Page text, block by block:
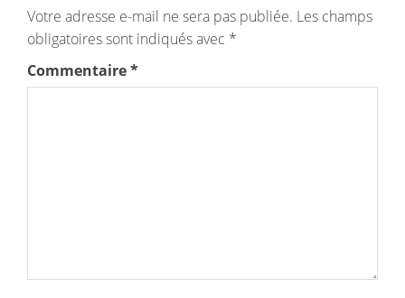
Votre adresse e-mail ne sera pas publiée. Les champs
obligatoires sont indiqués avec *
Commentaire*